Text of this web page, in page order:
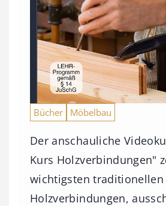
Bücher Möbelbau
Der anschauliche
Kurs Holzverbindungen"
wichtigsten traditionellen
Holzverbindungen,